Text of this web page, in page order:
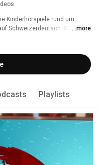
Kinderhörspiele rund um
Schweizerdeutsch: SRF Kids
...more
Playlists